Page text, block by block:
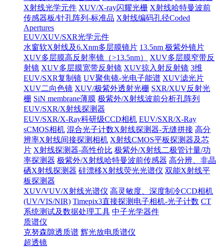
X射线光学元件 XUV/X-ray闪耀光栅 X射线哈特曼波前
传感器板/针孔阵列-标准品 X射线编码孔径Coded
Apertures
EUV/XUV/SXR光学元件
水窗软X射线及6.Xnm多层膜镜片 13.5nm 极紫外镜片
XUV多层膜高反射率镜（>13.5nm）
XUV多层膜窄带反
射镜 XUV多层膜宽带反射镜 XUV掠入射反射镜 3维
EUV/SXR复制镜 UV聚焦镜-光电子能谱 XUV滤光片
XUV二向色镜 XUV/极紫外透射光栅 SXR/XUV反射光
栅 SiN membrane薄膜 极紫外/X射线波前分析孔阵列
EUV/SXR/X射线探测器
EUV/SXR/X-Ray科研级CCD相机 EUV/SXR/X-Ray
sCMOS相机 混合光子计数X射线探测器-无缝拼接 高分
辨率X射线间接探测相机 X射线CMOS平板探测器及芯
片 X射线探测器-高性价比 极紫外/X射线二极管计量/功
率探测器 极紫外/X射线哈特曼波前传感器 高分辨、非晶
硒X射线探测器 硅漂移X射线荧光光谱仪 双能X射线平
板探测器
XUV/VUV/X射线光谱仪 高灵敏度、深度制冷CCD相机
(UV/VIS/NIR) Timepix3直接探测电子相机-光子计数 CT
系统测试及数据处理工具 中子光学器件
质谱仪
克努森隙透质谱 辉光放电质谱仪
超透镜